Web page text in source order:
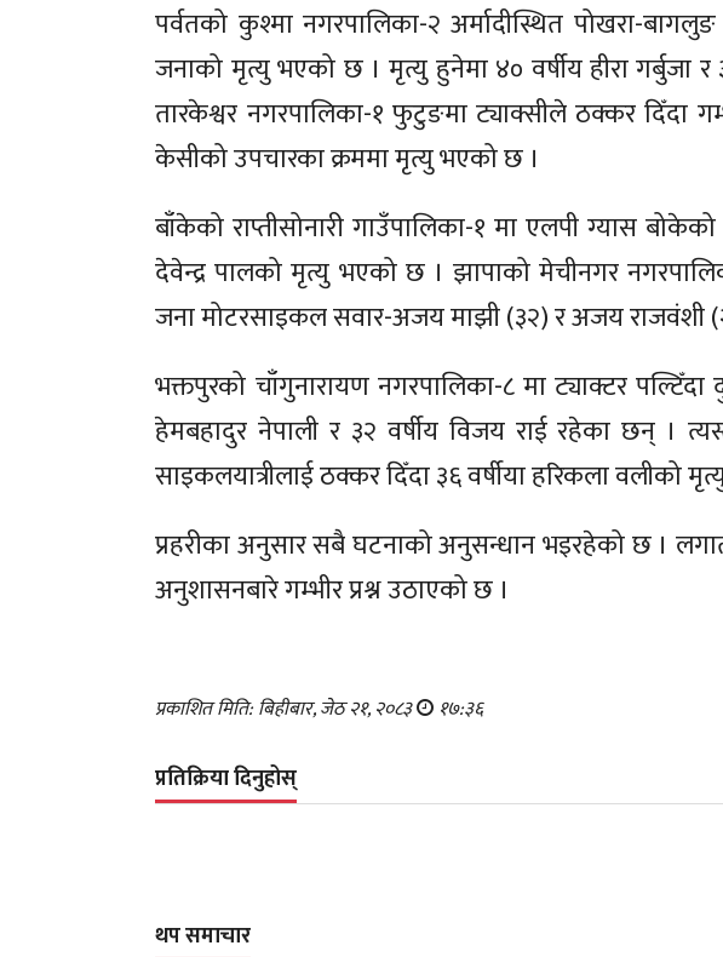
पर्वतको कुश्मा नगरपालिका-२ अर्मादीस्थित पोखरा-
जनाको मृत्यु भएको छ । मृत्यु हुनेमा ४० वर्षीय हीरा गर्बुजा
तारकेश्वर नगरपालिका-१ फुटुङमा ट्याक्सीले ठक्कर दिँदा
केसीको उपचारका क्रममा मृत्यु भएको छ ।
बाँकेको राप्तीसोनारी गाउँपालिका-१ मा एलपी ग्यास
देवेन्द्र पालको मृत्यु भएको छ । झापाको मेचीनगर
जना मोटरसाइकल सवार-अजय माझी (३२) र अजय राजवंशी
भक्तपुरको चाँगुनारायण नगरपालिका-८ मा ट्याक्टर
हेमबहादुर नेपाली र ३२ वर्षीय विजय राई रहेका छन् ।
साइकलयात्रीलाई ठक्कर दिँदा ३६ वर्षीया हरिकला वलीको
प्रहरीका अनुसार सबै घटनाको अनुसन्धान भइरहेको छ ।
अनुशासनबारे गम्भीर प्रश्न उठाएको छ ।
प्रकाशित मिति: बिहीबार, जेठ २१, २०८३ १७:३६
प्रतिक्रिया दिनुहोस्
थप समाचार